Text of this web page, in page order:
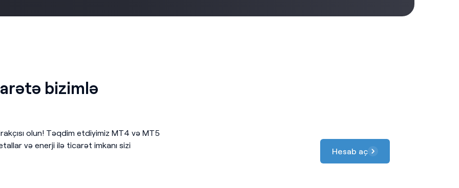
bizimlə
olun! Təqdim etdiyimiz MT4 və MT5
və enerji ilə ticarət imkanı sizi
Hesab aç